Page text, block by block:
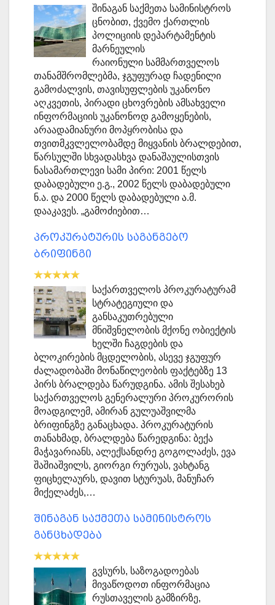
შინაგან საქმეთა სამინისტროს
ცნობით, ქვემო ქართლის
პოლიციის დეპარტამენტის
მარნეულის
რაიონული სამმართველოს
თანამშრომლებმა, ჯგუფურად ჩადენილი
გამოძალვის, თავისუფლების უკანონო
აღკვეთის, პირადი ცხოვრების ამსახველი
ინფორმაციის უკანონოდ გამოყენების,
არაადამიანური მოპყრობისა და
თვითმკვლელობამდე მიყვანის ბრალდებით,
წარსულში სხვადასხვა დანაშაულისთვის
ნასამართლევი სამი პირი: 2001 წელს
დაბადებული ე.გ., 2002 წელს დაბადებული
ნ.ა. და 2000 წელს დაბადებული ა.მ.
დააკავეს. „გამოძიებით…
პროკურატურის საგანგებო
ბრიფინგი
საქართველოს პროკურატურამ
სტრატეგიული და
განსაკუთრებული
მნიშვნელობის მქონე ობიექტის
ხელში ჩაგდების და
ბლოკირების მცდელობის, ასევე ჯგუფურ
ძალადობაში მონაწილეობის ფაქტებზე 13
პირს ბრალდება წარუდგინა. ამის შესახებ
საქართველოს გენერალური პროკურორის
მოადგილემ, ამირან გულუაშვილმა
ბრიფინგზე განაცხადა. პროკურატურის
თანახმად, ბრალდება წარედგინა: ბექა
მაჭავარიანს, ალექსანდრე გოგოლაძეს, ევა
შაშიაშვილს, გიორგი რურუას, ვახტანგ
ფიცხელაურს, დავით სტურუას, მანუჩარ
მიქელაძეს,…
შინაგან საქმეთა სამინისტროს
განცხადება
გვსურს, საზოგადოებას
მივაწოდოთ ინფორმაცია
რუსთაველის გამზირზე,